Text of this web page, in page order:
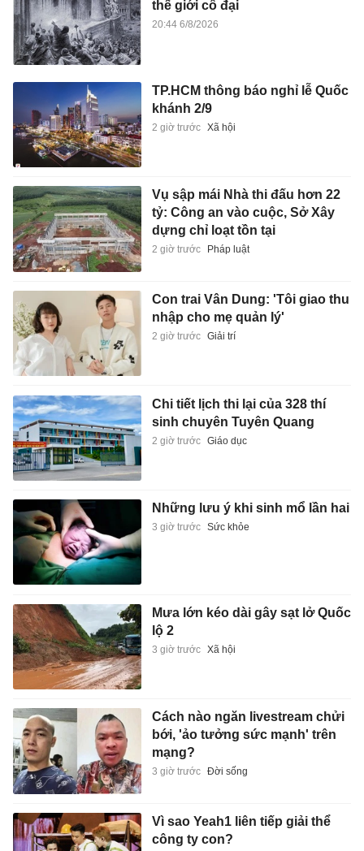
thế giới cổ đại
20:44 6/8/2026
TP.HCM thông báo nghỉ lễ Quốc
khánh 2/9
2 giờ trước Xã hội
Vụ sập mái Nhà thi đấu hơn 22
tỷ: Công an vào cuộc, Sở Xây
dựng chỉ loạt tồn tại
2 giờ trước Pháp luật
Con trai Vân Dung: 'Tôi giao thu
nhập cho mẹ quản lý'
2 giờ trước Giải trí
Chi tiết lịch thi lại của 328 thí
sinh chuyên Tuyên Quang
2 giờ trước Giáo dục
Những lưu ý khi sinh mổ lần hai
3 giờ trước Sức khỏe
Mưa lớn kéo dài gây sạt lở Quốc
lộ 2
3 giờ trước Xã hội
Cách nào ngăn livestream chửi
bới, 'ảo tưởng sức mạnh' trên
mạng?
3 giờ trước Đời sống
Vì sao Yeah1 liên tiếp giải thể
công ty con?